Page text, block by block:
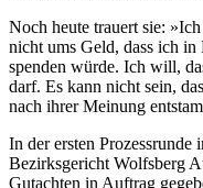
Noch heute trauert sie:
nicht ums Geld, dass ich
spenden würde. Ich will,
darf. Es kann nicht sein,
nach ihrer Meinung
In der ersten Prozessrunde
Bezirksgericht Wolfsberg
Gutachten in Auftrag